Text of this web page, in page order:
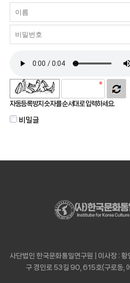
자동등록방지 숫자를 순서대로 입력하세요.
비밀글
사단법인 한국문화통일연구원 | 이사장 :
구 경인로 53길 90, 615호(구로동,